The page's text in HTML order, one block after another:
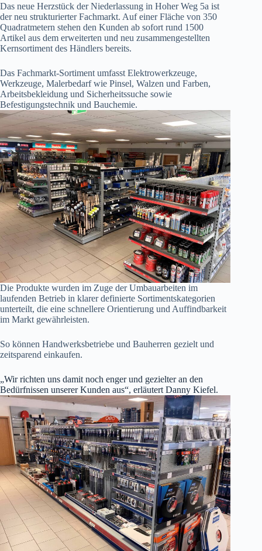
Das neue Herzstück der Niederlassung in Hoher Weg 5a ist
der neu strukturierter Fachmarkt. Auf einer Fläche von 350
Quadratmetern stehen den Kunden ab sofort rund 1500
Artikel aus dem erweiterten und neu zusammengestellten
Kernsortiment des Händlers bereits.
Das Fachmarkt-Sortiment umfasst Elektrowerkzeuge,
Werkzeuge, Malerbedarf wie Pinsel, Walzen und Farben,
Arbeitsbekleidung und Sicherheitssuche sowie
Befestigungstechnik und Bauchemie.
Die Produkte wurden im Zuge der Umbauarbeiten im
laufenden Betrieb in klarer definierte Sortimentskategorien
unterteilt, die eine schnellere Orientierung und Auffindbarkeit
im Markt gewährleisten.
So können Handwerksbetriebe und Bauherren gezielt und
zeitsparend einkaufen.
„Wir richten uns damit noch enger und gezielter an den
Bedürfnissen unserer Kunden aus“, erläutert Danny Kiefel.